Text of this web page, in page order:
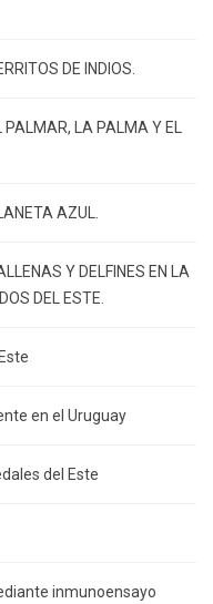
DE INDIOS.
LA PALMA Y EL
AZUL.
Y DELFINES EN LA
DEL ESTE.
en el Uruguay
del Este
inmunoensayo